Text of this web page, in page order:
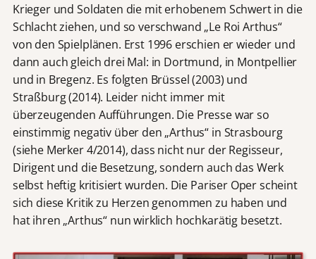
Krieger und Soldaten die mit erhobenem Schwert in die
Schlacht ziehen, und so verschwand „Le Roi Arthus“
von den Spielplänen. Erst 1996 erschien er wieder und
dann auch gleich drei Mal: in Dortmund, in Montpellier
und in Bregenz. Es folgten Brüssel (2003) und
Straßburg (2014). Leider nicht immer mit
überzeugenden Aufführungen. Die Presse war so
einstimmig negativ über den „Arthus“ in Strasbourg
(siehe Merker 4/2014), dass nicht nur der Regisseur,
Dirigent und die Besetzung, sondern auch das Werk
selbst heftig kritisiert wurden. Die Pariser Oper scheint
sich diese Kritik zu Herzen genommen zu haben und
hat ihren „Arthus“ nun wirklich hochkarätig besetzt.